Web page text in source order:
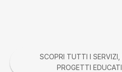
SCOPRI TUTTI I SERVIZI,
PROGETTI